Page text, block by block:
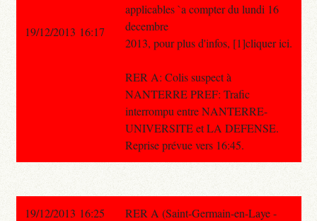
applicables `a compter du lundi 16
decembre
2013, pour plus d'infos, [1]cliquer ici.
RER A: Colis suspect à
NANTERRE PREF: Trafic
interrompu entre NANTERRE-
UNIVERSITE et LA DEFENSE.
Reprise prévue vers 16:45.
19/12/2013 16:17
19/12/2013 16:25
RER A (Saint-Germain-en-Laye -